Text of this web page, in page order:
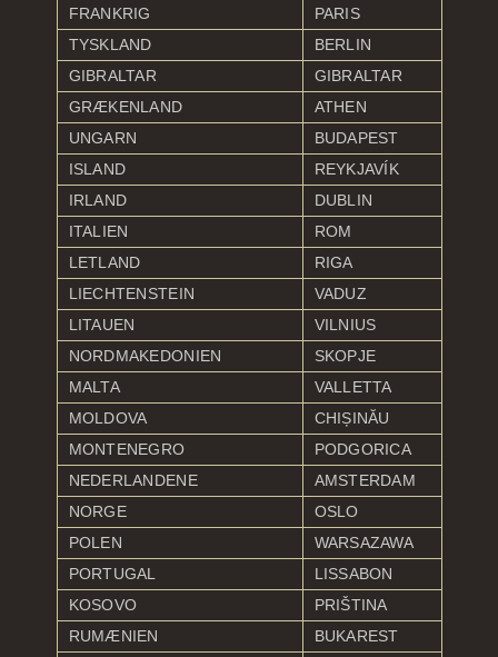
FRANKRIG
PARIS
TYSKLAND
BERLIN
GIBRALTAR
GIBRALTAR
GRÆKENLAND
ATHEN
UNGARN
BUDAPEST
ISLAND
REYKJAVÍK
IRLAND
DUBLIN
ITALIEN
ROM
LETLAND
RIGA
LIECHTENSTEIN
VADUZ
LITAUEN
VILNIUS
NORDMAKEDONIEN
SKOPJE
MALTA
VALLETTA
MOLDOVA
CHIȘINĂU
MONTENEGRO
PODGORICA
NEDERLANDENE
AMSTERDAM
NORGE
OSLO
POLEN
WARSAZAWA
PORTUGAL
LISSABON
KOSOVO
PRIŠTINA
RUMÆNIEN
BUKAREST